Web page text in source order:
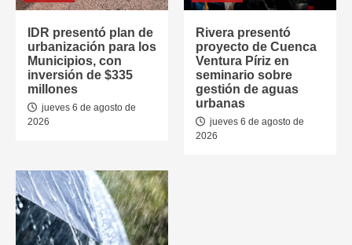
IDR presentó plan de
urbanización para los
Municipios, con
inversión de $335
millones
jueves 6 de agosto de
2026
Rivera presentó
proyecto de Cuenca
Ventura Píriz en
seminario sobre
gestión de aguas
urbanas
jueves 6 de agosto de
2026